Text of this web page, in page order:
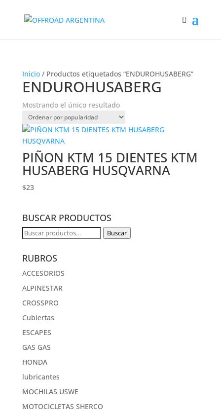
Inicio/ Productos etiquetados “ENDUROHUSABERG”
ENDUROHUSABERG
Mostrando el único resultado
PIÑON KTM 15 DIENTES KTM
HUSABERG HUSQVARNA
$23
BUSCAR PRODUCTOS
Buscar
Buscar
RUBROS
ACCESORIOS
ALPINESTAR
CROSSPRO
Cubiertas
ESCAPES
GAS GAS
HONDA
lubricantes
MOCHILAS USWE
MOTOCICLETAS SHERCO